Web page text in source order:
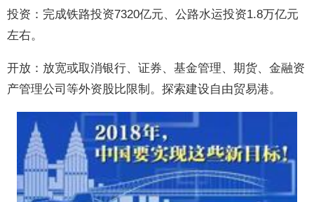
投资：完成铁路投资7320亿元、公路水运投资1.8万亿元
左右。
开放：放宽或取消银行、证券、基金管理、期货、金融资
产管理公司等外资股比限制。探索建设自由贸易港。